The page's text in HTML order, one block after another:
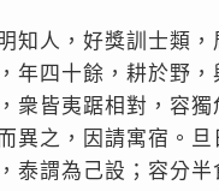
知人，好獎訓士類，
年四十餘，耕於野，
衆皆夷踞相對，容獨
異之，因請寓宿。旦
泰謂為己設；容分半